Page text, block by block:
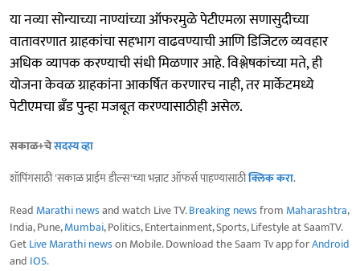
या नव्या सोन्याच्या नाण्यांच्या ऑफरमुळे पेटीएमला सणासुदीच्या
वातावरणात ग्राहकांचा सहभाग वाढवण्याची आणि डिजिटल व्यवहार
अधिक व्यापक करण्याची संधी मिळणार आहे. विश्लेषकांच्या मते, ही
योजना केवळ ग्राहकांना आकर्षित करणारच नाही, तर मार्केटमध्ये
पेटीएमचा ब्रँड पुन्हा मजबूत करण्यासाठीही असेल.
सकाळ+चेसदस्य व्हा
शॉपिंगसाठी 'सकाळ प्राईम डील्स'च्या भन्नाट ऑफर्स पाहण्यासाठीक्लिक करा.
Read Marathi newsand watch Live TV.Breaking newsfrom Maharashtra,
India, Pune,Mumbai, Politics, Entertainment, Sports, Lifestyle at SaamTV.
GetLive Marathi newson Mobile. Download the Saam Tv app forAndroid
and IOS.